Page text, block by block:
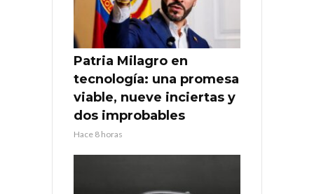
Patria Milagro en
tecnología: una promesa
viable, nueve inciertas y
dos improbables
Hace 8 horas